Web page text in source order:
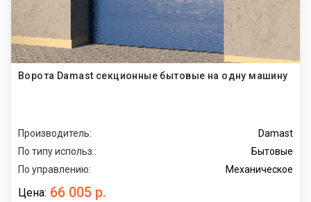
Ворота Damast секционные бытовые на одну машину
Производитель:
Damast
По типу использ.:
Бытовые
По управлению:
Механическое
Цена: 66 005 р.